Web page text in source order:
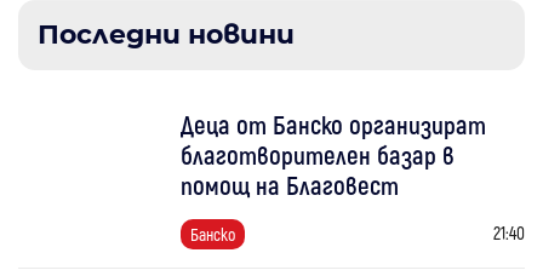
Последни новини
Деца от Банско организират
благотворителен базар в
помощ на Благовест
Банско 21:40